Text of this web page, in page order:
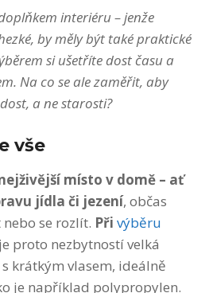
interiéru – jenže
é, by měly být také praktické
si ušetříte dost času a
Na co se ale zaměřit, aby
a ne starosti?
vše
místo v domě – ať
jídla či jezení, občas
se rozlít. Při výběru
je proto nezbytností velká
krátkým vlasem, ideálně
je například polypropylen.